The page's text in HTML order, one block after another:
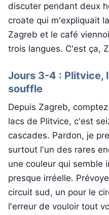
discuter pendant deux
croate qui m'expliquait
Zagreb et le café
trois langues. C'est ça,
Jours 3-4 : Plitvice,
souffle
Depuis Zagreb,
lacs de Plitvice, c'est
cascades. Pardon, je
surtout l'un des rares
une couleur qui semble
presque irréelle.
circuit sud, un pour le
l'erreur de vouloir tout